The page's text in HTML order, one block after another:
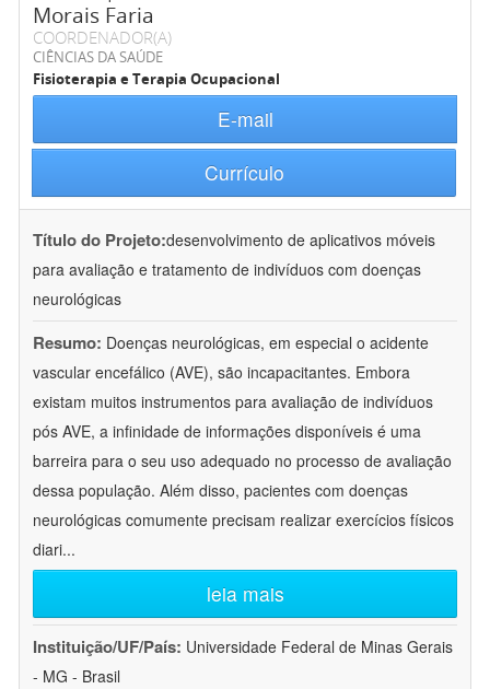
Morais Faria
COORDENADOR(A)
CIÊNCIAS DA SAÚDE
Fisioterapia e Terapia Ocupacional
E-mail
Currículo
Título do Projeto:desenvolvimento de aplicativos móveis
para avaliação e tratamento de indivíduos com doenças
neurológicas
Resumo: Doenças neurológicas, em especial o acidente
vascular encefálico (AVE), são incapacitantes. Embora
existam muitos instrumentos para avaliação de indivíduos
pós AVE, a infinidade de informações disponíveis é uma
barreira para o seu uso adequado no processo de avaliação
dessa população. Além disso, pacientes com doenças
neurológicas comumente precisam realizar exercícios físicos
diari...
leia mais
Instituição/UF/País: Universidade Federal de Minas Gerais
- MG - Brasil